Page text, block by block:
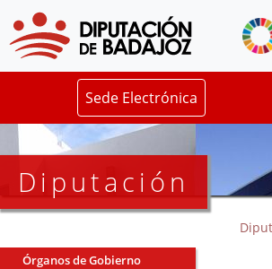
Sede Electrónica
Diputación
Órganos de Gobierno